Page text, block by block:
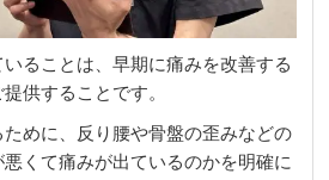
ることは、早期に痛みを改善する
供することです。
めに、反り腰や骨盤の歪みなどの
くて痛みが出ているのかを明確に